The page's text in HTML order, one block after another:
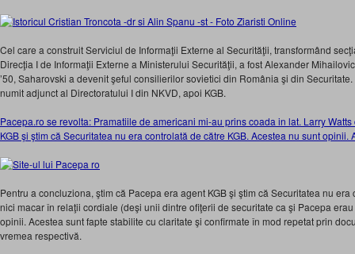
Cel care a construit Serviciul de Informaţii Externe al Securităţii, transformând
Direcţia I de Informaţii Externe a Ministerului Securităţii, a fost Alexander
’50, Saharovski a devenit şeful consilierilor sovietici din România şi din
numit adjunct al Directoratului I din NKVD, apoi KGB.
Pacepa.ro se revolta: Pramatiile de americani mi-au prins coada in lat. Larry
KGB şi ştim că Securitatea nu era controlată de către KGB. Acestea nu sunt opinii.
Pentru a concluziona, ştim că Pacepa era agent KGB şi ştim că Securitatea nu
nici macar în relaţii cordiale (deşi unii dintre ofiţerii de securitate ca şi Pacepa
opinii. Acestea sunt fapte stabilite cu claritate şi confirmate în mod repetat prin
vremea respectivă.